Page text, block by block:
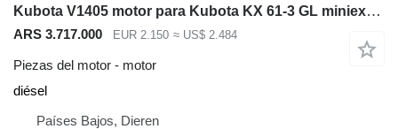
Kubota V1405 motor para Kubota KX 61-3 GL miniexcavadora
ARS 3.717.000 EUR 2.150 ≈ US$ 2.484
Piezas del motor - motor
diésel
Países Bajos, Dieren